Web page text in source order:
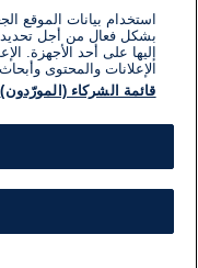
استخدام بيانات الموقع
بشكل فعال من أجل تحديد
إليها على أحد الأجهزة.
الإعلانات والمحتوى
قائمة الشركاء (المورّدون)